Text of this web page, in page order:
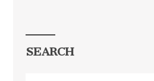
SEARCH